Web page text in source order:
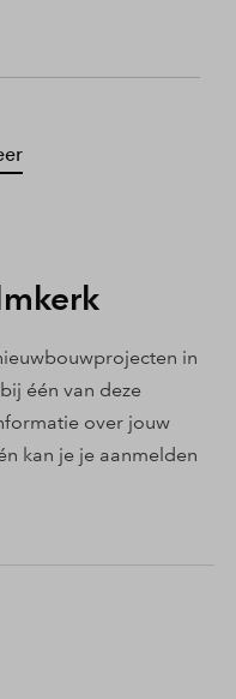
in
één van deze
over jouw
kan je je aanmelden